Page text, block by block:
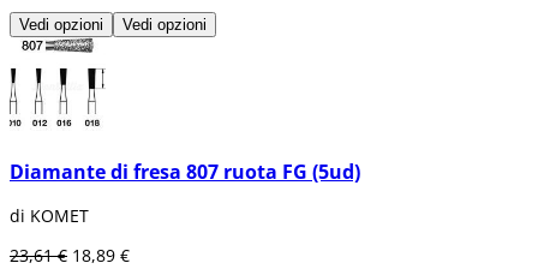
Vedi opzioni Vedi opzioni
Diamante di fresa 807 ruota FG (5ud)
di KOMET
23,61 € 18,89 €